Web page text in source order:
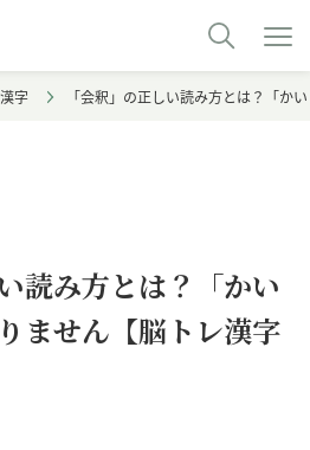
字 「会釈」の正しい読み方とは？「か
読み方とは？「かい
ません【脳トレ漢字